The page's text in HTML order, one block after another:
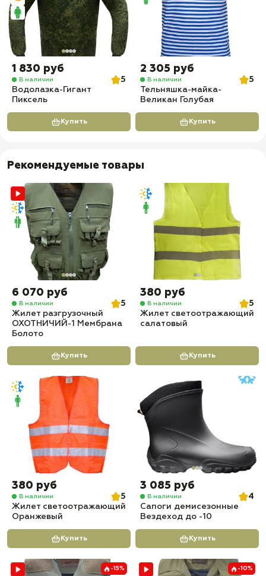
1 830 руб
В наличии
5
Водолазка-Гигант
Пиксель
Купить
2 305 руб
В наличии
5
Тельняшка-майка-
Великан Голубая
Купить
Рекомендуемые товары
6 070 руб
В наличии
5
Жилет разгрузочный
ОХОТНИЧИЙ-1 Мембрана
Болото
Купить
380 руб
В наличии
5
Жилет светоотражающий
салатовый
Купить
380 руб
В наличии
5
Жилет светоотражающий
Оранжевый
Купить
3 085 руб
В наличии
4
Сапоги демисезонные
Вездеход до -10
Купить
-15% -10%